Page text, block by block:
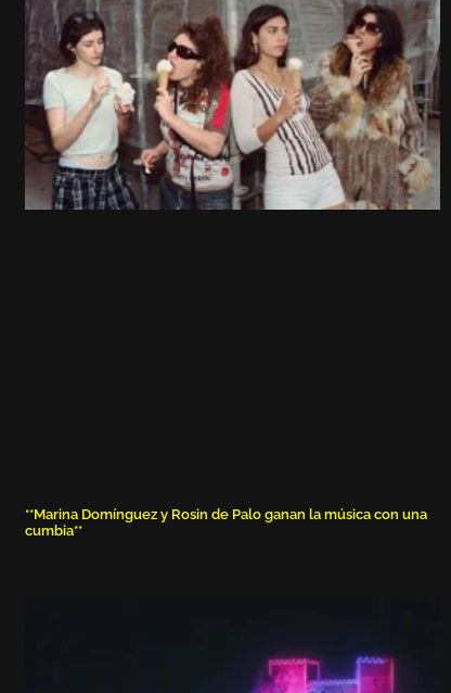
**Marina Domínguez y Rosin de Palo ganan la música con una
cumbia**